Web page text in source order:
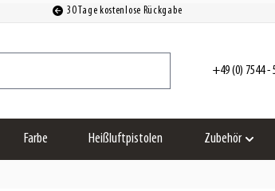
30 Tage kostenlose Rückgabe
+49 (0) 7544 -
Farbe Heißluftpistolen Zubehör